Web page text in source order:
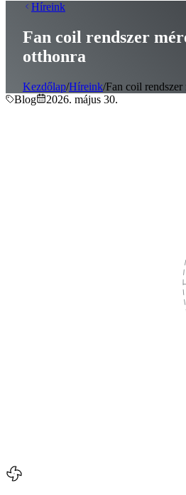
Híreink
Fan coil rendszer
otthonra
Kezdőlap/Híreink/Fan coil rendszer
Blog
2026. május 30.